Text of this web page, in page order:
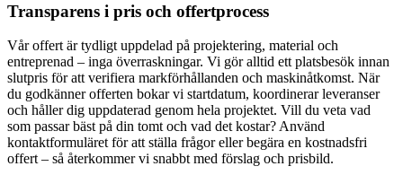
Transparens i pris och offertprocess
Vår offert är tydligt uppdelad på projektering, material och
entreprenad – inga överraskningar. Vi gör alltid ett platsbesök innan
slutpris för att verifiera markförhållanden och maskinåtkomst. När
du godkänner offerten bokar vi startdatum, koordinerar leveranser
och håller dig uppdaterad genom hela projektet. Vill du veta vad
som passar bäst på din tomt och vad det kostar? Använd
kontaktformuläret för att ställa frågor eller begära en kostnadsfri
offert – så återkommer vi snabbt med förslag och prisbild.